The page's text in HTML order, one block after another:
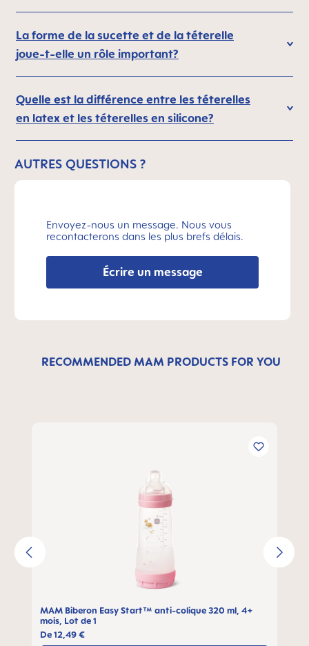
La forme de la sucette et de la téterelle
joue-t-elle un rôle important?
Quelle est la différence entre les téterelles
en latex et les téterelles en silicone?
AUTRES QUESTIONS ?
Envoyez-nous un message. Nous vous
recontacterons dans les plus brefs délais.
Écrire un message
RECOMMENDED MAM PRODUCTS FOR YOU
MAM Biberon Easy Start™ anti-colique 320 ml, 4+
mois, Lot de 1
De12,49 €